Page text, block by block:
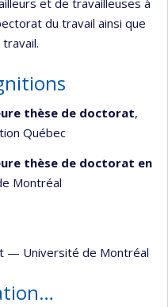
du travail ainsi que
thèse de doctorat,
Québec
thèse de doctorat en
Montréal
— Université de Montréal